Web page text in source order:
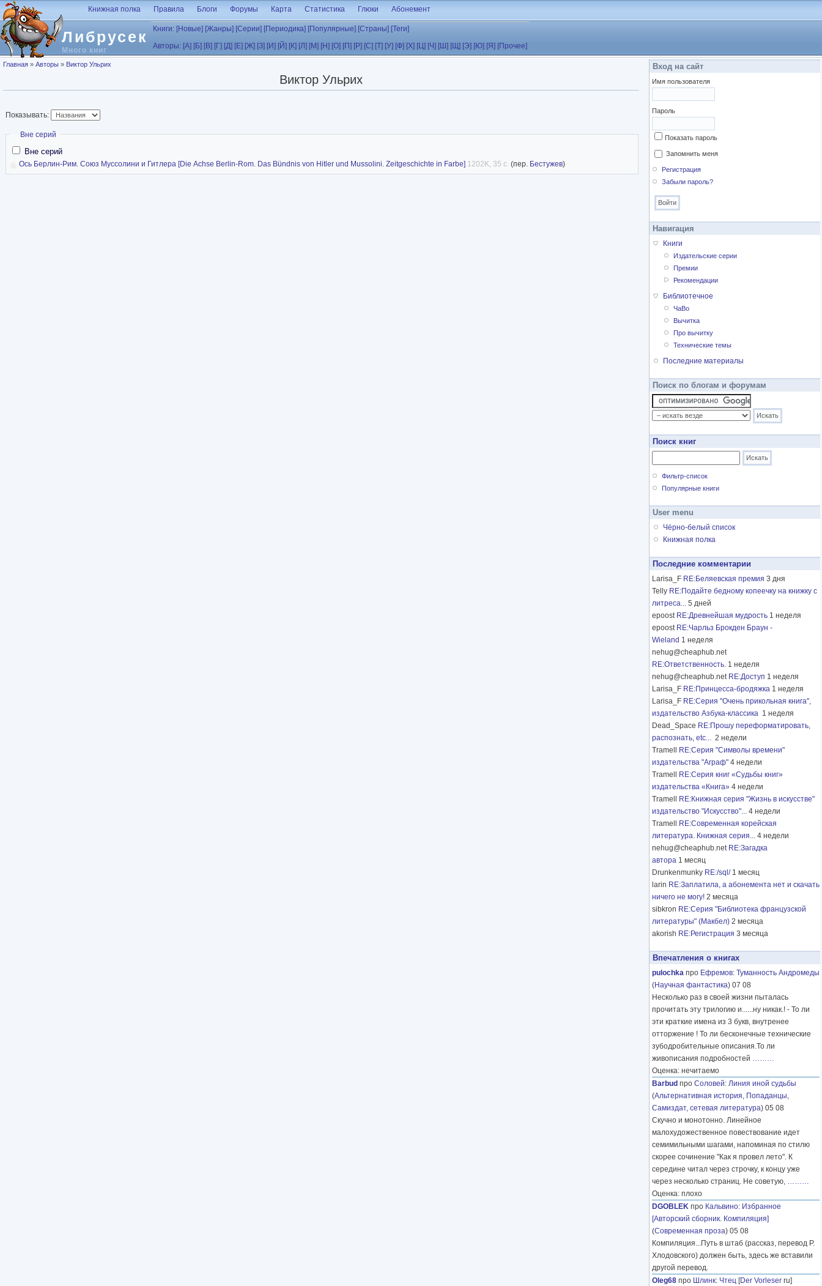
Перейти к основному содержанию
Либрусек
Много книг
Книжная полка Правила Блоги Форумы Карта Статистика Глюки Абонемент
Книги: [Новые] [Жанры] [Серии] [Периодика] [Популярные] [Страны] [Теги]
Авторы: [А] [Б] [В] [Г] [Д] [Е] [Ж] [З] [И] [Й] [К] [Л] [М] [Н] [О] [П] [Р] [С] [Т] [У] [Ф] [Х] [Ц] [Ч] [Ш] [Щ] [Э] [Ю] [Я] [Прочее]
Вы здесь
Главная » Авторы » Виктор Ульрих
Виктор Ульрих
Показывать:
Скрыть
Вне серий
Вне серий
Ось Берлин-Рим. Союз Муссолини и Гитлера [Die Achse Berlin-Rom. Das Bündnis von Hitler und Mussolini. Zeitgeschichte in Farbe] 1202K, 35 с. (пер. Бестужев)
Вход на сайт
Имя пользователя
Пароль
Показать пароль
Запомнить меня
Регистрация
Забыли пароль?
Навигация
Книги
Издательские серии
Премии
Рекомендации
Библиотечное
ЧаВо
Вычитка
Про вычитку
Технические темы
Последние материалы
Поиск по блогам и форумам
Поиск книг
Фильтр-список
Популярные книги
User menu
Чёрно-белый список
Книжная полка
Последние комментарии
Larisa_F RE:Беляевская премия 3 дня
Telly RE:Подайте бедному копеечку на книжку с
литреса... 5 дней
epoost RE:Древнейшая мудрость 1 неделя
epoost RE:Чарльз Брокден Браун -
Wieland 1 неделя
nehug@cheaphub.net
RE:Ответственность. 1 неделя
nehug@cheaphub.net RE:Доступ 1 неделя
Larisa_F RE:Принцесса-бродяжка 1 неделя
Larisa_F RE:Серия "Очень прикольная книга",
издательство Азбука-классика 1 неделя
Dead_Space RE:Прошу переформатировать,
распознать, etc... 2 недели
Tramell
RE:Серия "Символы времени"
издательства "Аграф" 4 недели
Tramell
RE:Серия книг «Судьбы книг»
издательства «Книга» 4 недели
Tramell
RE:Книжная серия "Жизнь в искусстве"
издательство "Искусство"... 4 недели
Tramell
RE:Современная корейская
литература. Книжная серия... 4 недели
nehug@cheaphub.net RE:Загадка
автора 1 месяц
Drunkenmunky RE:/sql/ 1 месяц
larin RE:Заплатила, а абонемента нет и скачать
ничего не могу! 2 месяца
sibkron RE:Серия "Библиотека французской
литературы" (Макбел) 2 месяца
akorish RE:Регистрация 3 месяца
Впечатления о книгах
pulochka про Ефремов: Туманность Андромеды
(Научная фантастика) 07 08
Несколько раз в своей жизни пыталась
прочитать эту трилогию и......ну никак.! - То ли
эти краткие имена из 3 букв, внутренее
отторжение ! То ли бесконечные технические
зубодробительные описания.То ли
живописания подробностей ………
Оценка: нечитаемо
Barbud про Соловей: Линия иной судьбы
(Альтернативная история, Попаданцы,
Самиздат, сетевая литература) 05 08
Скучно и монотонно. Линейное
малохудожественное повествование идет
семимильными шагами, напоминая по стилю
скорее сочинение "Как я провел лето". К
середине читал через строчку, к концу уже
через несколько страниц. Не советую, ………
Оценка: плохо
DGOBLEK про Кальвино: Избранное
[Авторский сборник. Компиляция]
(Современная проза) 05 08
Компиляция...Путь в штаб (рассказ, перевод Р.
Хлодовского) должен быть, здесь же вставили
другой перевод.
Oleg68 про Шлинк: Чтец [Der Vorleser ru]